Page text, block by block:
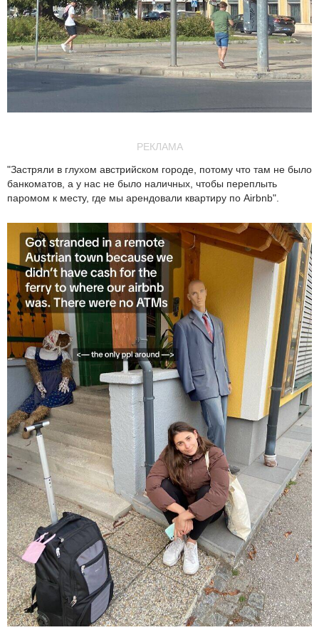
РЕКЛАМА
"Застряли в глухом австрийском городе, потому что там не было
банкоматов, а у нас не было наличных, чтобы переплыть
паромом к месту, где мы арендовали квартиру по Airbnb".